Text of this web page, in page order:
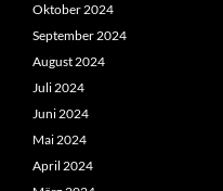
Oktober 2024
September 2024
August 2024
Juli 2024
Juni 2024
Mai 2024
April 2024